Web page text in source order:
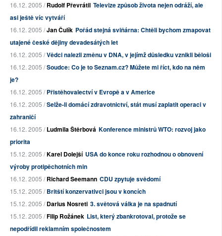
16.12. 2005 /Rudolf Převrátil Televize způsob života nejen odráží, ale
asi ještě víc vytváří
16.12. 2005 /Jan Čulík Pořád stejná sviňárna: Chtěli bychom zmapovat
utajené české dějiny devadesátých let
16.12. 2005 /Vědci nalezli změnu v DNA, v jejímž důsledku vznikli běloši
16.12. 2005 /Soudce: Co je to Seznam.cz? Můžete mi říct, kdo na něm
je?
16.12. 2005 /Přistěhovalectví v Evropě a v Americe
16.12. 2005 /Selže-li domácí zdravotnictví, stát musí zaplatit operaci v
zahraničí
16.12. 2005 /Ludmila Štěrbová Konference ministrů WTO: rozvoj jako
priorita
15.12. 2005 /Karel Dolejší USA do konce roku rozhodnou o obnovení
výroby protipěchotních min
16.12. 2005 /Richard Seemann CDU zpytuje svědomí
15.12. 2005 /Britští konzervativci jsou v koncích
15.12. 2005 /Darius Nosreti 3. světová válka je na spadnutí
15.12. 2005 /Filip Rožánek List, který zbankrotoval, protože se
nepodřídil reklamním společnostem